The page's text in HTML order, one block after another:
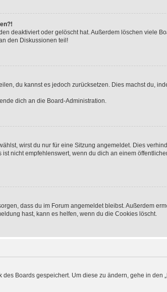
deaktiviert oder gelöscht hat. Außerdem löschen viele
den Diskussionen teil!
du kannst es jedoch zurücksetzen. Dies machst du,
dich an die Board-Administration.
wirst du nur für eine Sitzung angemeldet. Dies
nicht empfehlenswert, wenn du dich an einem
dass du im Forum angemeldet bleibst. Außerdem
hast, kann es helfen, wenn du die Cookies löscht.
Boards gespeichert. Um diese zu ändern, gehe in